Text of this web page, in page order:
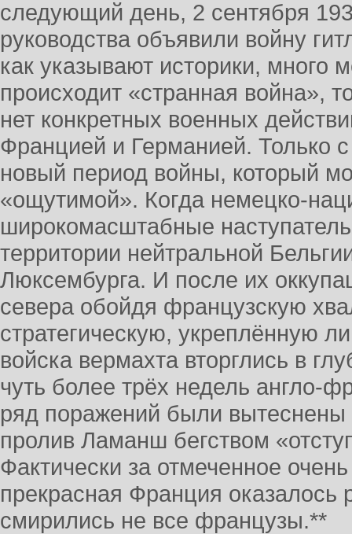
следующий день, 2 сентября
руководства объявили войну
как указывают историки, много
происходит «странная война»,
нет конкретных военных
Францией и Германией. Только
новый период войны, который
«ощутимой». Когда немецко-
широкомасштабные
территории нейтральной
Люксембурга. И после их
севера обойдя французскую
стратегическую, укреплённую
войска вермахта вторглись в
чуть более трёх недель англо-
ряд поражений были вытеснены
пролив Ламанш бегством
Фактически за отмеченное
прекрасная Франция оказалось
смирились не все французы.**